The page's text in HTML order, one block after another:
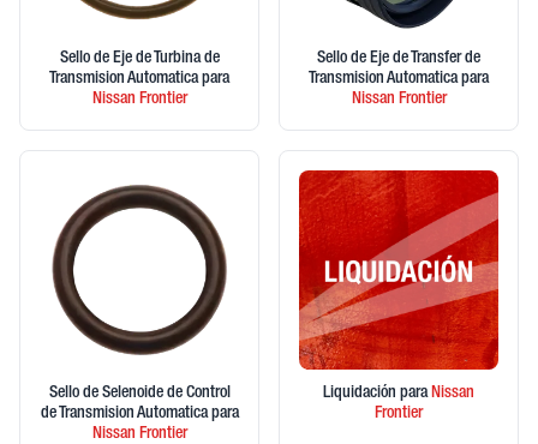
Sello de Eje de Turbina de
Transmision Automatica para
Nissan Frontier
Sello de Eje de Transfer de
Transmision Automatica para
Nissan Frontier
Sello de Selenoide de Control
de Transmision Automatica para
Nissan Frontier
Liquidación paraNissan
Frontier